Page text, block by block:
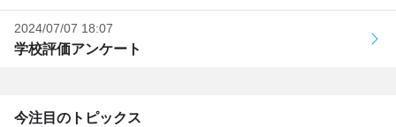
2024/07/07 18:07
学校評価アンケート
今注目のトピックス